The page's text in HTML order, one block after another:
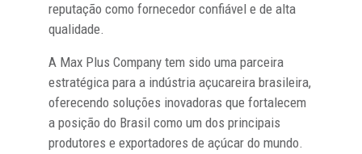
reputação como fornecedor confiável e de alta
qualidade.
A Max Plus Company tem sido uma parceira
estratégica para a indústria açucareira brasileira,
oferecendo soluções inovadoras que fortalecem
a posição do Brasil como um dos principais
produtores e exportadores de açúcar do mundo.